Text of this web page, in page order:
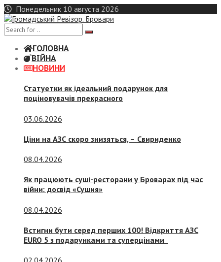
Skip
to
content
Понедельник 10 августа 2026
ГОЛОВНА
ВІЙНА
НОВИНИ
Статуетки як ідеальний подарунок для
поціновувачів прекрасного
03.06.2026
Ціни на АЗС скоро знизяться, – Свириденко
08.04.2026
Як працюють суші-ресторани у Броварах під час
війни: досвід «Сушия»
08.04.2026
Встигни бути серед перших 100! Відкриття АЗС
EURO 5 з подарунками та суперцінами